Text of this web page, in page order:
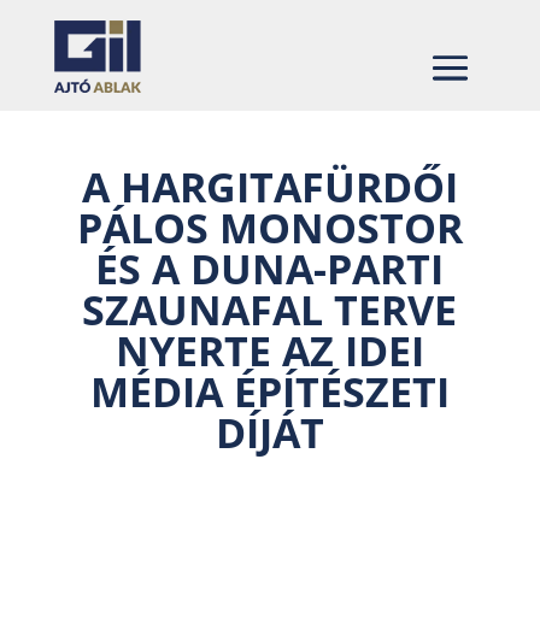
A HARGITAFÜRDŐI
PÁLOS MONOSTOR
ÉS A DUNA-PARTI
SZAUNAFAL TERVE
NYERTE AZ IDEI
MÉDIA ÉPÍTÉSZETI
DÍJÁT